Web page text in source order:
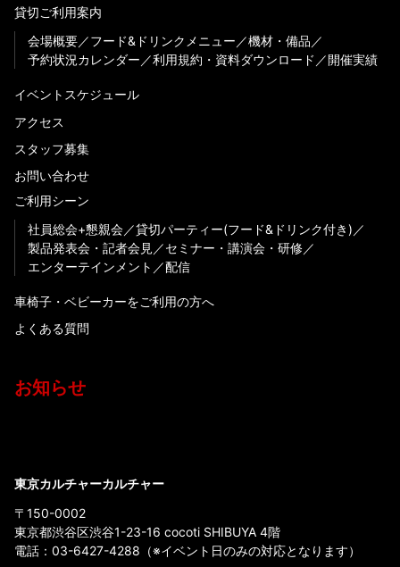
貸切ご利用案内
会場概要
フード&ドリンクメニュー
機材・備品
予約状況カレンダー
利用規約・資料ダウンロード 開催実績
イベントスケジュール
アクセス
スタッフ募集
お問い合わせ
ご利用シーン
社員総会+懇親会
貸切パーティー(フード&ドリンク付き)
製品発表会・記者会見
セミナー・講演会・研修
エンターテインメント
配信
車椅子・ベビーカーをご利用の方へ
よくある質問
お知らせ
東京カルチャーカルチャー
〒150-0002
東京都渋谷区渋谷1-23-16 cocoti SHIBUYA 4階
電話： 03-6427-4288 （※イベント日のみの対応となります）